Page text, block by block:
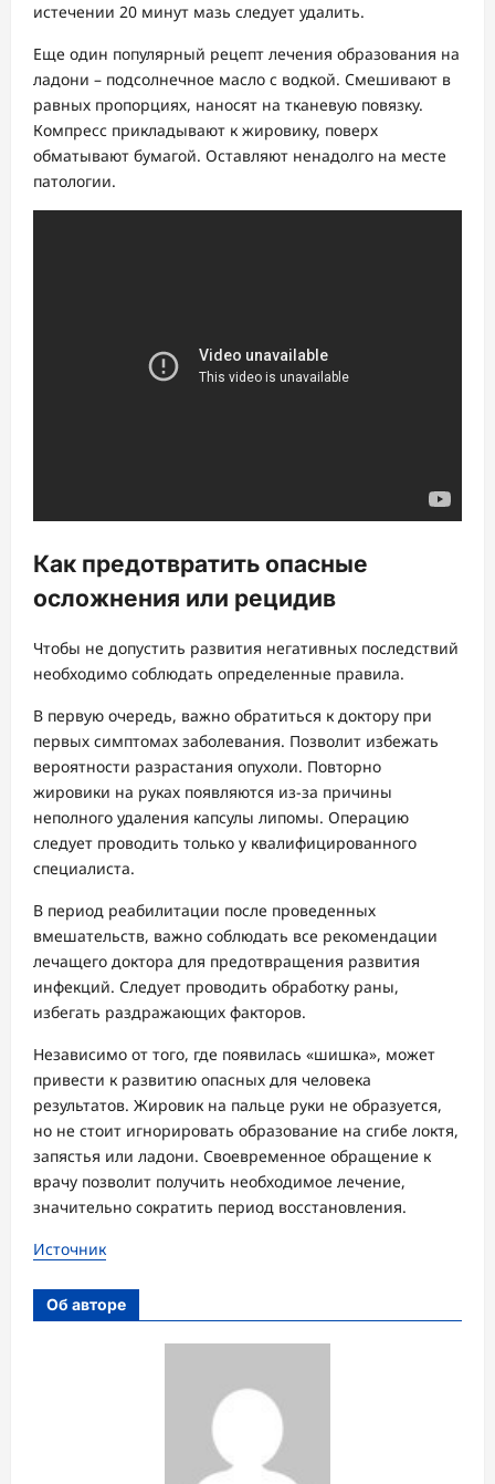
истечении 20 минут мазь следует удалить.
Еще один популярный рецепт лечения образования на
ладони – подсолнечное масло с водкой. Смешивают в
равных пропорциях, наносят на тканевую повязку.
Компресс прикладывают к жировику, поверх
обматывают бумагой. Оставляют ненадолго на месте
патологии.
Как предотвратить опасные
осложнения или рецидив
Чтобы не допустить развития негативных последствий
необходимо соблюдать определенные правила.
В первую очередь, важно обратиться к доктору при
первых симптомах заболевания. Позволит избежать
вероятности разрастания опухоли. Повторно
жировики на руках появляются из-за причины
неполного удаления капсулы липомы. Операцию
следует проводить только у квалифицированного
специалиста.
В период реабилитации после проведенных
вмешательств, важно соблюдать все рекомендации
лечащего доктора для предотвращения развития
инфекций. Следует проводить обработку раны,
избегать раздражающих факторов.
Независимо от того, где появилась «шишка», может
привести к развитию опасных для человека
результатов. Жировик на пальце руки не образуется,
но не стоит игнорировать образование на сгибе локтя,
запястья или ладони. Своевременное обращение к
врачу позволит получить необходимое лечение,
значительно сократить период восстановления.
Источник
Об авторе